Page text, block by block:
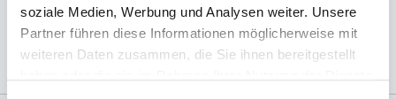
soziale Medien, Werbung und Analysen weiter. Unsere
Partner führen diese Informationen möglicherweise mit
weiteren Daten zusammen, die Sie ihnen bereitgestellt
(Abb. evtl. ähnlich, ggf. ohne Dekoration)